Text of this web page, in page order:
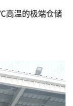
高温的极端仓储